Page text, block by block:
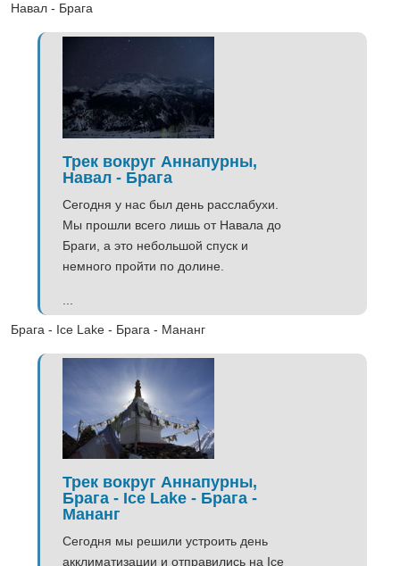
Навал - Брага
Трек вокруг Аннапурны,
Навал - Брага
Сегодня у нас был день расслабухи.
Мы прошли всего лишь от Навала до
Браги, а это небольшой спуск и
немного пройти по долине.
Брага - Ice Lake - Брага - Мананг
Трек вокруг Аннапурны,
Брага - Ice Lake - Брага -
Мананг
Сегодня мы решили устроить день
акклиматизации и отправились на Ice